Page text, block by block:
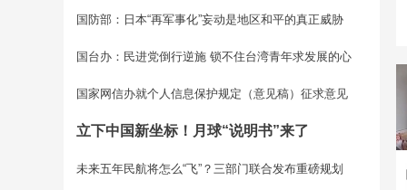
国防部：日本“再军事化”妄动是地区和平的真正威胁
国台办：民进党倒行逆施 锁不住台湾青年求发展的心
国家网信办就个人信息保护规定（意见稿）征求意见
立下中国新坐标！月球“说明书”来了
未来五年民航将怎么“飞”？三部门联合发布重磅规划